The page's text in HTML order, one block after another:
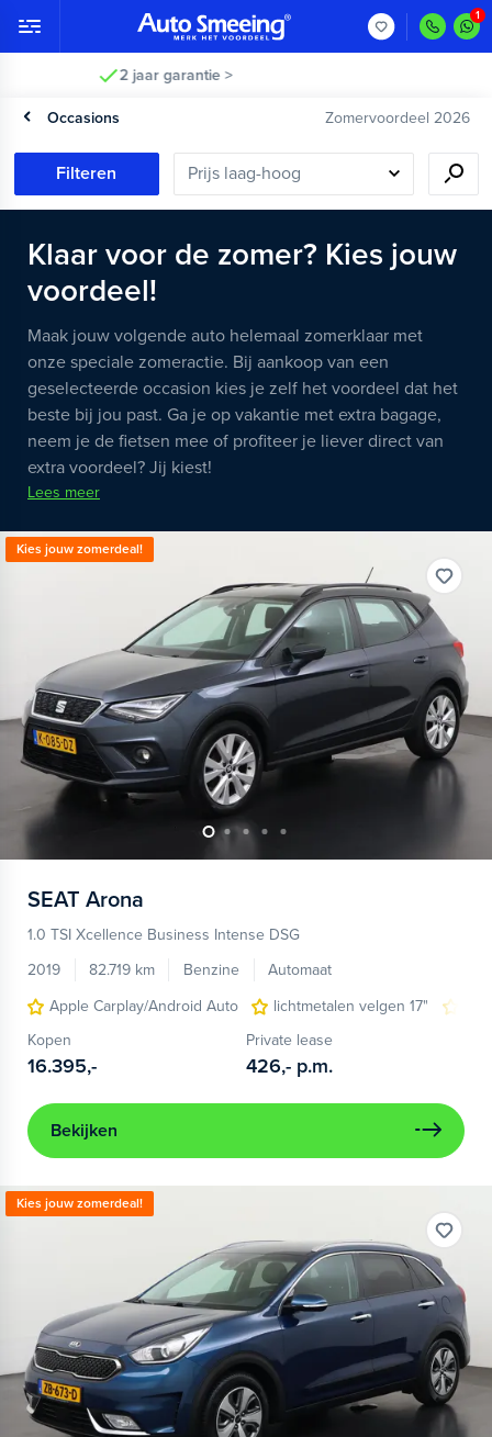
2 jaar garantie >
Occasions Zomervoordeel 2026
Filteren
Klaar voor de zomer? Kies jouw
voordeel!
Maak jouw volgende auto helemaal zomerklaar met
onze speciale zomeractie. Bij aankoop van een
geselecteerde occasion kies je zelf het voordeel dat het
beste bij jou past. Ga je op vakantie met extra bagage,
neem je de fietsen mee of profiteer je liever direct van
extra voordeel? Jij kiest!
Lees meer
Kies jouw zomerdeal!
SEAT Arona
1.0 TSI Xcellence Business Intense DSG
2019
82.719 km Benzine
Automaat
Apple Carplay/Android Auto
lichtmetalen velgen 17"
Kopen
16.395,-
Private lease
426,- p.m.
Bekijken
Kies jouw zomerdeal!